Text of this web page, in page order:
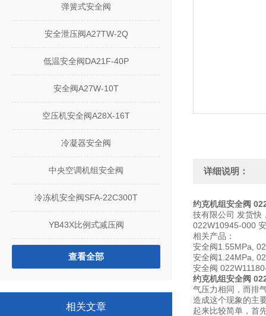
弹簧式安全阀
安全泄压阀A27TW-2Q
低温安全阀DA21F-40P
安全阀A27W-10T
空压机安全阀A28X-16T
冷凝器安全阀
中央空调机组安全阀
冷冻机安全阀SFA-22C300T
YB43X比例式减压阀
查看全部
相关文章
详细说明：
约克机组安全阀
技有限公司 发货快
022W10945-000
相关产品：
安全阀1.55MPa,
安全阀1.24MPa,
安全阀
约克机组安全阀
气压力相同，而排
造成这个现象的主
起来比较简单，首